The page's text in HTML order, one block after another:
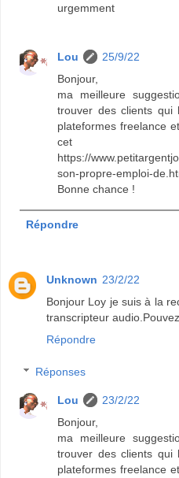
urgemment
Lou
25/9/22
Bonjour,
ma meilleure
trouver des clients qui
plateformes freelance
cet
https://
son-propre-emploi-
Bonne chance !
Répondre
Unknown 23/2/22
Bonjour Loy je suis à la
transcripteur
Répondre
Réponses
Lou
23/2/22
Bonjour,
ma meilleure
trouver des clients qui
plateformes freelance